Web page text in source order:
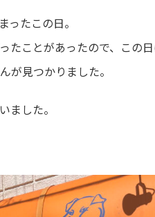
ったこの日。
たことがあったので、この
が見つかりました。
ました。